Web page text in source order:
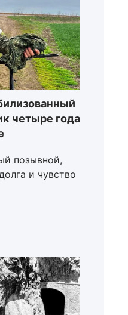
четыре года
позывной,
и чувство